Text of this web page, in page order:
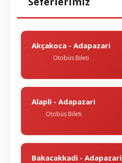
Akçakoca - Adapazari
Otobüs Bileti
Alapli - Adapazari
Otobüs Bileti
Bakacakkadi - Adapazari